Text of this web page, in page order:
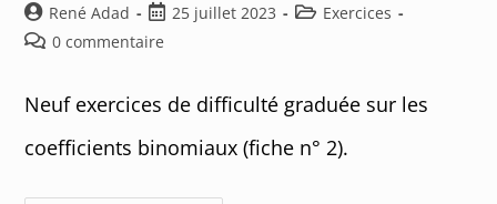
Auteur/autrice
de
René Adad
Post
published:
25 juillet 2023
PostExercices
Post0 commentaire
Neuf exercices de difficulté graduée sur les
coefficients binomiaux (fiche n° 2).